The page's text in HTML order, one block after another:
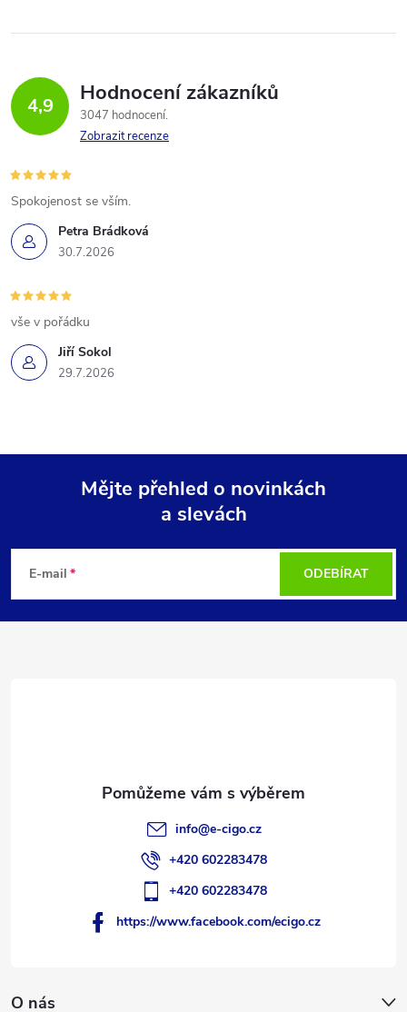
4,9 Hodnocení zákazníků
3047 hodnocení
Zobrazit recenze
Petra Brádková
30.7.2026
Spokojenost se vším.
Jiří Sokol
29.7.2026
vše v pořádku
p
Mějte přehled o novinkách
a slevách
E-mail ODEBÍRAT
O nás
info@e-cigo.cz
+420 602283478
+420 602283478
https://www.facebook.com/ecigo.cz